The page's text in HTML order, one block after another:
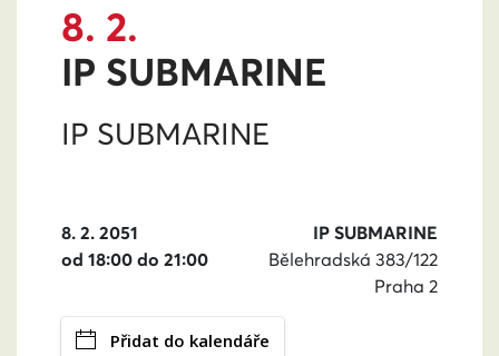
8. 2.
IP SUBMARINE
IP SUBMARINE
8. 2. 2051
od 18:00 do 21:00
IP SUBMARINE
Bělehradská 383/122
Praha 2
Přidat do kalendáře